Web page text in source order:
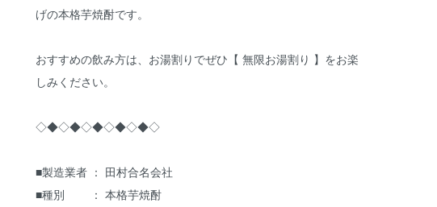
げの本格芋焼酎です。
おすすめの飲み方は、お湯割りでぜひ【 無限お湯割り 】をお楽
しみください。
◇◆◇◆◇◆◇◆◇◆◇
■製造業者 ： 田村合名会社
■種別 ： 本格芋焼酎